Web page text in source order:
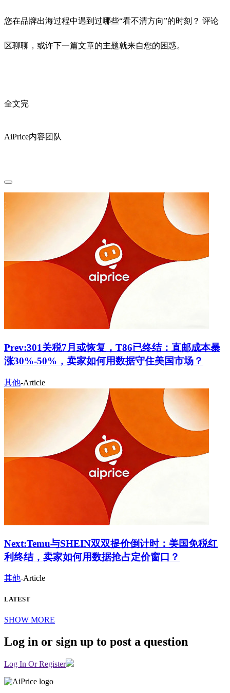
您在品牌出海过程中遇到过哪些“看不清方向”的时刻？ 评论
区聊聊，或许下一篇文章的主题就来自您的困惑。
全文完
AiPrice内容团队
Prev:301关税7月或恢复，T86已终结：直邮成本暴
涨30%-50%，卖家如何用数据守住美国市场？
其他-Article
Next:Temu与SHEIN双双提价倒计时：美国免税红
利终结，卖家如何用数据抢占定价窗口？
其他-Article
LATEST
SHOW MORE
Log in or sign up to post a question
Log In Or Register